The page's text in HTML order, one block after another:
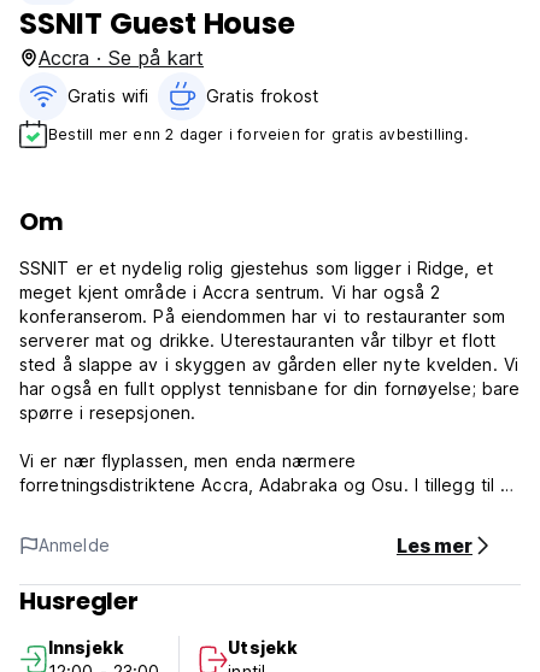
SSNIT Guest House
Accra · Se på kart
Gratis wifi‎ Gratis frokost‎
Bestill mer enn 2 dager i forveien for gratis avbestilling.
Om
SSNIT er et nydelig rolig gjestehus som ligger i Ridge, et
meget kjent område i Accra sentrum. Vi har også 2
konferanserom. På eiendommen har vi to restauranter som
serverer mat og drikke. Uterestauranten vår tilbyr et flott
sted å slappe av i skyggen av gården eller nyte kvelden. Vi
har også en fullt opplyst tennisbane for din fornøyelse; bare
spørre i resepsjonen.
Vi er nær flyplassen, men enda nærmere
forretningsdistriktene Accra, Adabraka og Osu. I tillegg til alt
nærområdet og områdene rundt. Marina Mall og
flyplassområdet (10 minutter), Accra Mall (15 minutter). Osu
Oxford Street ligger mindre enn 5 minutter unna, med
mange restauranter, nattklubber, kjøpesenter og kasinoer.
Circle-markedet innen 5 minutter. James Town, flott for
Anmelde Les mer
Husregler
Innsjekk
Utsjekk